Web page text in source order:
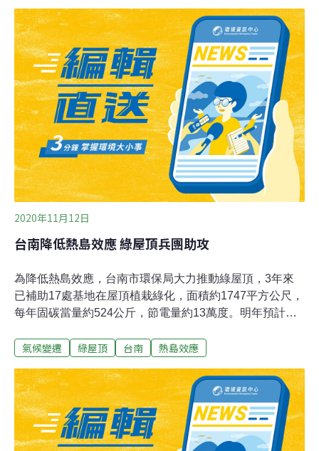
執行長斯蒂爾（Alan Steel）受訪時表示：「我們從綠屋
頂開始了這趟無法回頭的改造之路。每當我們落實一些環
保和永續措施，客戶都會要求我們再多做一點，所以我想
這是真正有利的發展方向。」以已故紐約參議員雅各布・
賈維茨（Jacob Javits）為名，這座會展中心坐落在曼哈頓
西城公路旁，俯瞰哈德遜河。每年有250萬人到這裡參加
動漫展、車展和旅遊展等活動。去年的紐約氣候週也在此
舉辦永續發展峰會。過去十年間，賈維茨中心花了15億美
元（約新台幣444億）整修，擴建了1萬8580平方公尺，
2020年11月12日
台南降低熱島效應 綠屋頂兵團助攻
為降低熱島效應，台南市環保局大力推動綠屋頂，3年來
已補助17處基地在屋頂植栽綠化，面積約1747平方公尺，
每年固碳當量約524公斤，節電量約13萬度。明年預計編
研究顯示設置綠屋頂可讓室內降溫約2.5度。裸露的屋頂直
色保護，除隔熱效果外，又減少能源消耗並延長建築壽
命。台南市環保局於106年起推動屋頂綠化植栽補助作
業，3年來補助金額近900萬元，基地包括機關7處、學校6
處、社區住宅2處、商辦2處等17 處。另外，環保局與環保
氣候變遷 綠屋頂 台南 熱島效應